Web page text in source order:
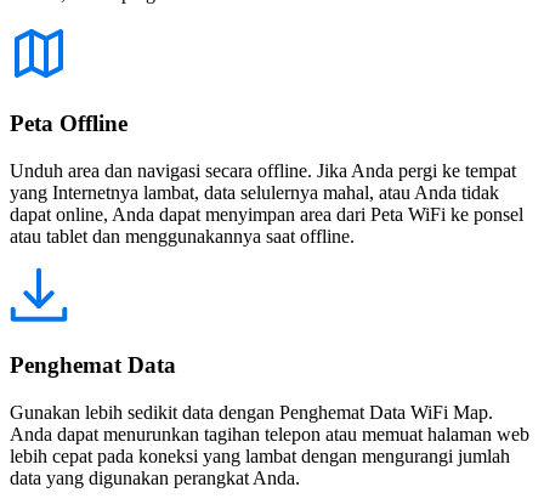
Peta Offline
Unduh area dan navigasi secara offline. Jika Anda pergi ke tempat
yang Internetnya lambat, data selulernya mahal, atau Anda tidak
dapat online, Anda dapat menyimpan area dari Peta WiFi ke ponsel
atau tablet dan menggunakannya saat offline.
Penghemat Data
Gunakan lebih sedikit data dengan Penghemat Data WiFi Map.
Anda dapat menurunkan tagihan telepon atau memuat halaman web
lebih cepat pada koneksi yang lambat dengan mengurangi jumlah
data yang digunakan perangkat Anda.